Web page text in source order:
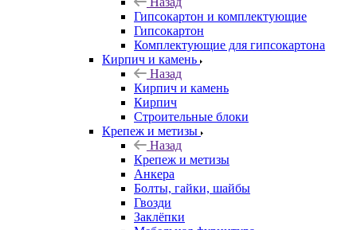
Гипсокартон и комплектующие
Гипсокартон
Комплектующие для гипсокартона
Кирпич и камень
Назад
Кирпич и камень
Кирпич
Строительные блоки
Крепеж и метизы
Назад
Крепеж и метизы
Анкера
Болты, гайки, шайбы
Гвозди
Заклёпки